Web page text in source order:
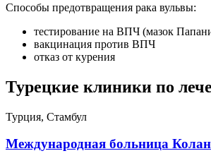
Способы предотвращения рака вульвы:
тестирование на ВПЧ (мазок
вакцинация против ВПЧ
отказ от курения
Турецкие клиники по
Турция, Стамбул
Международная больница Колан